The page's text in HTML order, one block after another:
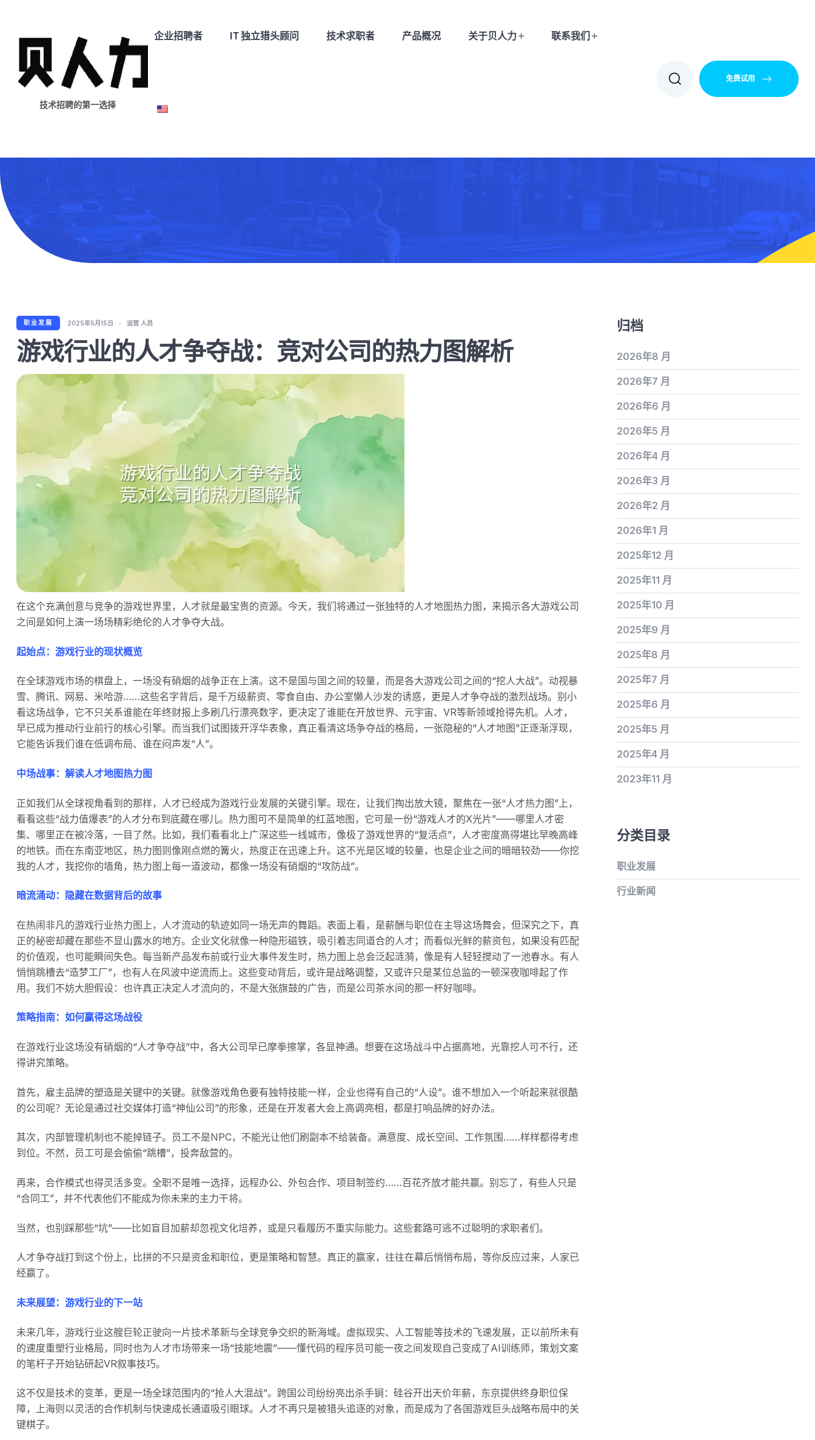
技术招聘的第一选择
企业招聘者 IT 独立猎头顾问 技术求职者 产品概况 关于贝人力 联系我们
免费试用
职业发展 2025年5月15日 运营 人员
游戏行业的人才争夺战：竞对公司的热力图解析
在这个充满创意与竞争的游戏世界里，人才就是最宝贵的资源。今天，我们将通过一张独特的人才地图热力图，来揭示各大游戏公司
之间是如何上演一场场精彩绝伦的人才争夺大战。
起始点：游戏行业的现状概览
在全球游戏市场的棋盘上，一场没有硝烟的战争正在上演。这不是国与国之间的较量，而是各大游戏公司之间的“挖人大战”。动视暴
雪、腾讯、网易、米哈游……这些名字背后，是千万级薪资、零食自由、办公室懒人沙发的诱惑，更是人才争夺战的激烈战场。别小
看这场战争，它不只关系谁能在年终财报上多刷几行漂亮数字，更决定了谁能在开放世界、元宇宙、VR等新领域抢得先机。人才，
早已成为推动行业前行的核心引擎。而当我们试图拨开浮华表象，真正看清这场争夺战的格局，一张隐秘的“人才地图”正逐渐浮现，
它能告诉我们谁在低调布局、谁在闷声发“人”。
中场战事：解读人才地图热力图
正如我们从全球视角看到的那样，人才已经成为游戏行业发展的关键引擎。现在，让我们掏出放大镜，聚焦在一张“人才热力图”上，
看看这些“战力值爆表”的人才分布到底藏在哪儿。热力图可不是简单的红蓝地图，它可是一份“游戏人才的X光片”——哪里人才密
集、哪里正在被冷落，一目了然。比如，我们看看北上广深这些一线城市，像极了游戏世界的“复活点”，人才密度高得堪比早晚高峰
的地铁。而在东南亚地区，热力图则像刚点燃的篝火，热度正在迅速上升。这不光是区域的较量，也是企业之间的暗暗较劲——你挖
我的人才，我挖你的墙角，热力图上每一道波动，都像一场没有硝烟的“攻防战”。
暗流涌动：隐藏在数据背后的故事
在热闹非凡的游戏行业热力图上，人才流动的轨迹如同一场无声的舞蹈。表面上看，是薪酬与职位在主导这场舞会，但深究之下，真
正的秘密却藏在那些不显山露水的地方。企业文化就像一种隐形磁铁，吸引着志同道合的人才；而看似光鲜的薪资包，如果没有匹配
的价值观，也可能瞬间失色。每当新产品发布前或行业大事件发生时，热力图上总会泛起涟漪，像是有人轻轻搅动了一池春水。有人
悄悄跳槽去“造梦工厂”，也有人在风波中逆流而上。这些变动背后，或许是战略调整，又或许只是某位总监的一顿深夜咖啡起了作
用。我们不妨大胆假设：也许真正决定人才流向的，不是大张旗鼓的广告，而是公司茶水间的那一杯好咖啡。
策略指南：如何赢得这场战役
在游戏行业这场没有硝烟的“人才争夺战”中，各大公司早已摩拳擦掌，各显神通。想要在这场战斗中占据高地，光靠挖人可不行，还
得讲究策略。
首先，雇主品牌的塑造是关键中的关键。就像游戏角色要有独特技能一样，企业也得有自己的“人设”。谁不想加入一个听起来就很酷
的公司呢？无论是通过社交媒体打造“神仙公司”的形象，还是在开发者大会上高调亮相，都是打响品牌的好办法。
其次，内部管理机制也不能掉链子。员工不是NPC，不能光让他们刷副本不给装备。满意度、成长空间、工作氛围……样样都得考虑
到位。不然，员工可是会偷偷“跳槽”，投奔敌营的。
再来，合作模式也得灵活多变。全职不是唯一选择，远程办公、外包合作、项目制签约……百花齐放才能共赢。别忘了，有些人只是
“合同工”，并不代表他们不能成为你未来的主力干将。
当然，也别踩那些“坑”——比如盲目加薪却忽视文化培养，或是只看履历不重实际能力。这些套路可逃不过聪明的求职者们。
人才争夺战打到这个份上，比拼的不只是资金和职位，更是策略和智慧。真正的赢家，往往在幕后悄悄布局，等你反应过来，人家已
经赢了。
未来展望：游戏行业的下一站
未来几年，游戏行业这艘巨轮正驶向一片技术革新与全球竞争交织的新海域。虚拟现实、人工智能等技术的飞速发展，正以前所未有
的速度重塑行业格局，同时也为人才市场带来一场“技能地震”——懂代码的程序员可能一夜之间发现自己变成了AI训练师，策划文案
的笔杆子开始钻研起VR叙事技巧。
这不仅是技术的变革，更是一场全球范围内的“抢人大混战”。跨国公司纷纷亮出杀手锏：硅谷开出天价年薪，东京提供终身职位保
障，上海则以灵活的合作机制与快速成长通道吸引眼球。人才不再只是被猎头追逐的对象，而是成为了各国游戏巨头战略布局中的关
键棋子。
归档
2026年8 月
2026年7 月
2026年6 月
2026年5 月
2026年4 月
2026年3 月
2026年2 月
2026年1 月
2025年12 月
2025年11 月
2025年10 月
2025年9 月
2025年8 月
2025年7 月
2025年6 月
2025年5 月
2025年4 月
2023年11 月
分类目录
职业发展
行业新闻